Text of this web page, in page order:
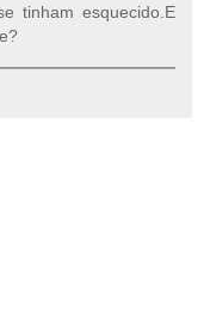
tinham esquecido.E